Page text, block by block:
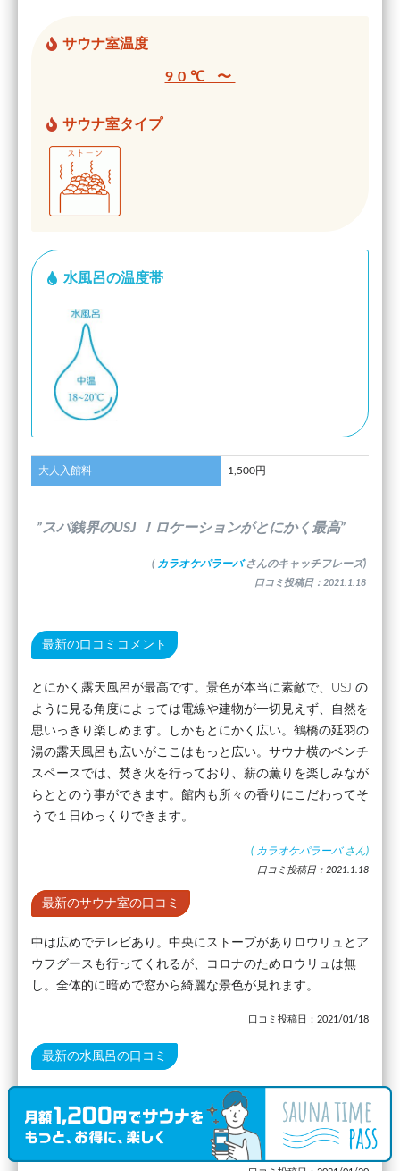
サウナ室温度
90℃ 〜
サウナ室タイプ
水風呂の温度帯
大人入館料 1,500円
”スパ銭界のUSJ ！ロケーションがとにかく最高”
( カラオケパラーバ さんのキャッチフレーズ)
口コミ投稿日：2021.1.18
最新の口コミコメント
とにかく露天風呂が最高です。景色が本当に素敵で、USJ の
ように見る角度によっては電線や建物が一切見えず、自然を
思いっきり楽しめます。しかもとにかく広い。鶴橋の延羽の
湯の露天風呂も広いがここはもっと広い。サウナ横のベンチ
スペースでは、焚き火を行っており、薪の薫りを楽しみなが
らととのう事ができます。館内も所々の香りにこだわってそ
うで１日ゆっくりできます。
( カラオケパラーバ さん)
口コミ投稿日：2021.1.18
最新のサウナ室の口コミ
中は広めでテレビあり。中央にストーブがありロウリュとア
ウフグースも行ってくれるが、コロナのためロウリュは無
し。全体的に暗めで窓から綺麗な景色が見れます。
口コミ投稿日：2021/01/18
最新の水風呂の口コミ
広くて深い。水温は体感17~18℃ぐらいかなーと思うが、気
温が寒かったのでもう少し冷たく感じた。全体的に可もなく
不可もなく。